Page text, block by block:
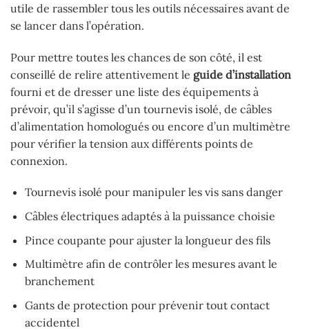
utile de rassembler tous les outils nécessaires avant de
se lancer dans l’opération.
Pour mettre toutes les chances de son côté, il est
conseillé de relire attentivement le guide d’installation
fourni et de dresser une liste des équipements à
prévoir, qu’il s’agisse d’un tournevis isolé, de câbles
d’alimentation homologués ou encore d’un multimètre
pour vérifier la tension aux différents points de
connexion.
Tournevis isolé pour manipuler les vis sans danger
Câbles électriques adaptés à la puissance choisie
Pince coupante pour ajuster la longueur des fils
Multimètre afin de contrôler les mesures avant le
branchement
Gants de protection pour prévenir tout contact
accidentel